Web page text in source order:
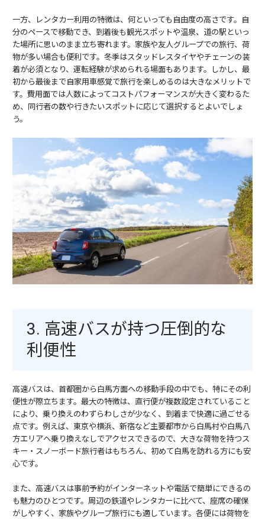
一方、レンタカー利用の特徴は、何といっても自由度の高さです。自
分のペースで移動でき、到着後も観光スポットや温泉、道の駅といっ
た場所に思いのまま立ち寄れます。家族や友人グループでの旅行、荷
物が多い場合も便利です。冬季はスタッドレスタイヤやチェーンの装
着が必須となり、運転経験が求められる場面もあります。しかし、最
初から最後まで自家用車感覚で旅行を楽しめるのは大きなメリットで
す。費用面では人数によってコストパフォーマンスが大きく変わるた
め、同行者の数や行きたいスポットに応じて選択するとよいでしょ
う。
3. 高速バスが持つ圧倒的な
利便性
高速バスは、首都圏から白馬方面への移動手段の中でも、特にその利
便性が際立ちます。最大の特徴は、直行便が複数設定されていること
により、乗り換えのわずらわしさが少なく、到着まで快適に過ごせる
点です。例えば、東京や横浜、新宿など主要都市から白馬村や白馬八
方エリアへ乗り換えなしでアクセスできるので、大きな荷物を持つス
キー・スノーボード旅行者はもちろん、初めて白馬を訪れる方にも安
心です。
また、高速バスは事前予約がインターネットや電話で簡単にできるの
も魅力のひとつです。周辺の鉄道やレンタカーに比べて、座席の確保
がしやすく、家族やグループ旅行にも適しています。各便には荷物を